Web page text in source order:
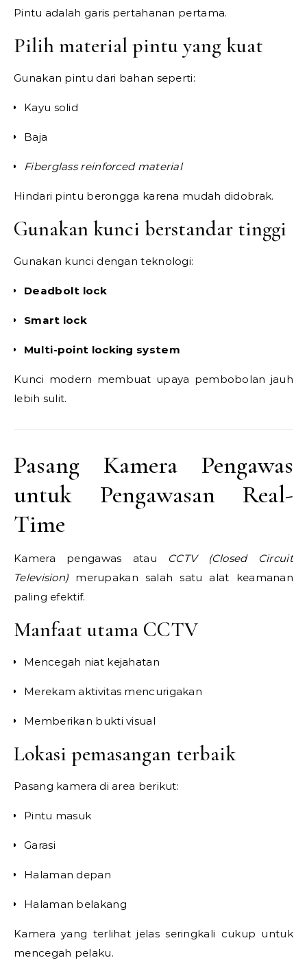
Pintu adalah garis pertahanan pertama.
Pilih material pintu yang kuat
Gunakan pintu dari bahan seperti:
Kayu solid
Baja
Fiberglass reinforced material
Hindari pintu berongga karena mudah didobrak.
Gunakan kunci berstandar tinggi
Gunakan kunci dengan teknologi:
Deadbolt lock
Smart lock
Multi-point locking system
Kunci modern membuat upaya pembobolan jauh
lebih sulit.
Pasang Kamera Pengawas
untuk Pengawasan Real-
Time
Kamera pengawas atau CCTV (Closed Circuit
Television) merupakan salah satu alat keamanan
paling efektif.
Manfaat utama CCTV
Mencegah niat kejahatan
Merekam aktivitas mencurigakan
Memberikan bukti visual
Lokasi pemasangan terbaik
Pasang kamera di area berikut:
Pintu masuk
Garasi
Halaman depan
Halaman belakang
Kamera yang terlihat jelas seringkali cukup untuk
mencegah pelaku.